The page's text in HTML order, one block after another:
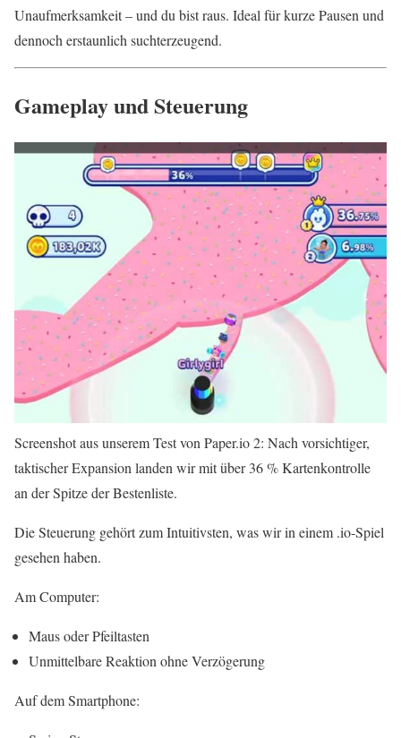
Unaufmerksamkeit – und du bist raus. Ideal für kurze Pausen und
dennoch erstaunlich suchterzeugend.
Gameplay und Steuerung
Screenshot aus unserem Test von Paper.io 2: Nach vorsichtiger,
taktischer Expansion landen wir mit über 36 % Kartenkontrolle
an der Spitze der Bestenliste.
Die Steuerung gehört zum Intuitivsten, was wir in einem .io-Spiel
gesehen haben.
Am Computer:
Maus oder Pfeiltasten
Unmittelbare Reaktion ohne Verzögerung
Auf dem Smartphone: